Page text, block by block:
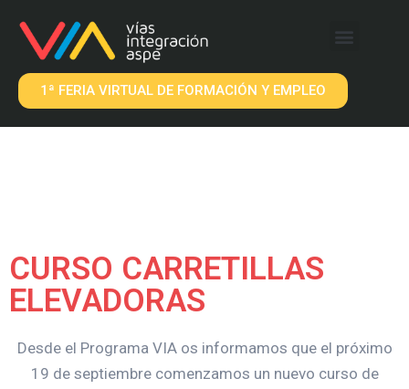
1ª FERIA VIRTUAL DE FORMACIÓN Y EMPLEO
CURSO CARRETILLAS
ELEVADORAS
Desde el Programa VIA os informamos que el próximo
19 de septiembre comenzamos un nuevo curso de